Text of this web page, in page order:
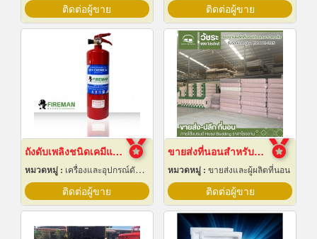
ติดต่อผู้ขาย ติดต่อผู้ขาย
ถังดับเพลิงชนิดเคมีแห้ง สำหรับติดรถยนต์
หมวดหมู่ : เครื่องและอุปกรณ์ดับเพลิง
ติดต่อผู้ขาย
ขายส่งที่นอนสำหรับโรงแรม
หมวดหมู่ : ขายส่งและผู้ผลิตที่นอน
ติดต่อผู้ขาย